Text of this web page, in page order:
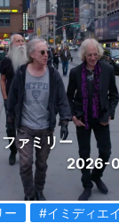
ァミリー
2026-
ー
#イミディエ